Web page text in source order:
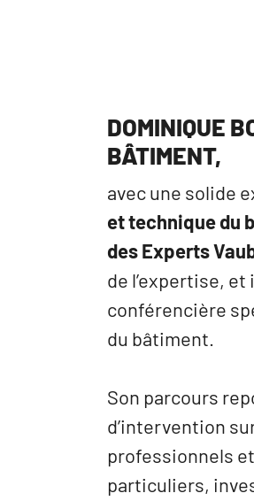
DOMINIQUE
BÂTIMENT,
avec une solide
et technique du
des Experts
de l’expertise,
conférencière
du bâtiment.
Son parcours
d’intervention
professionnels
particuliers,